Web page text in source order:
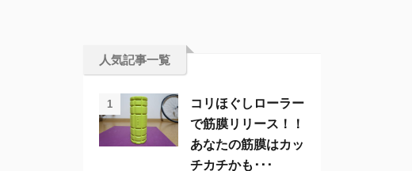
人気記事一覧
1
コリほぐしローラー
で筋膜リリース！！
あなたの筋膜はカッ
チカチかも･･･